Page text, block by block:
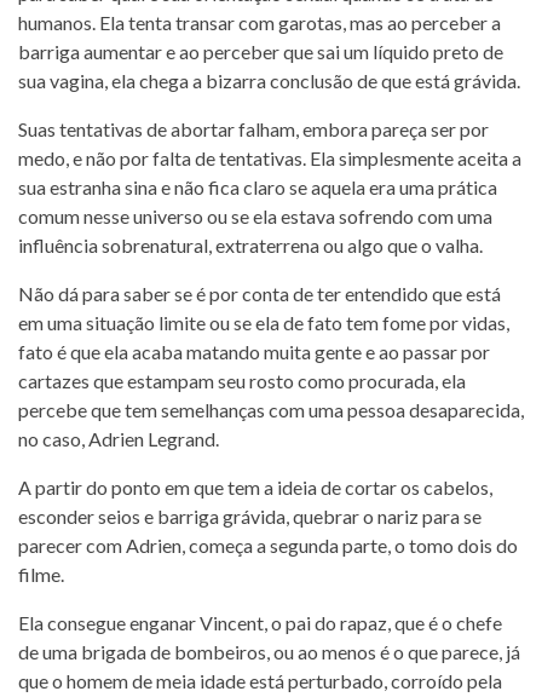
humanos. Ela tenta transar com garotas, mas ao perceber a
barriga aumentar e ao perceber que sai um líquido preto de
sua vagina, ela chega a bizarra conclusão de que está grávida.
Suas tentativas de abortar falham, embora pareça ser por
medo, e não por falta de tentativas. Ela simplesmente aceita a
sua estranha sina e não fica claro se aquela era uma prática
comum nesse universo ou se ela estava sofrendo com uma
influência sobrenatural, extraterrena ou algo que o valha.
Não dá para saber se é por conta de ter entendido que está
em uma situação limite ou se ela de fato tem fome por vidas,
fato é que ela acaba matando muita gente e ao passar por
cartazes que estampam seu rosto como procurada, ela
percebe que tem semelhanças com uma pessoa desaparecida,
no caso, Adrien Legrand.
A partir do ponto em que tem a ideia de cortar os cabelos,
esconder seios e barriga grávida, quebrar o nariz para se
parecer com Adrien, começa a segunda parte, o tomo dois do
filme.
Ela consegue enganar Vincent, o pai do rapaz, que é o chefe
de uma brigada de bombeiros, ou ao menos é o que parece, já
que o homem de meia idade está perturbado, corroído pela